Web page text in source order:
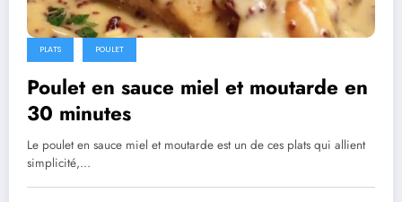
PLATS POULET
Poulet en sauce miel et moutarde en
30 minutes
Le poulet en sauce miel et moutarde est un de ces plats qui allient
simplicité,…